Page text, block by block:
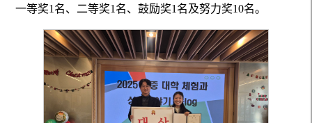
一等奖1名、二等奖1名、鼓励奖1名及努力奖10名。